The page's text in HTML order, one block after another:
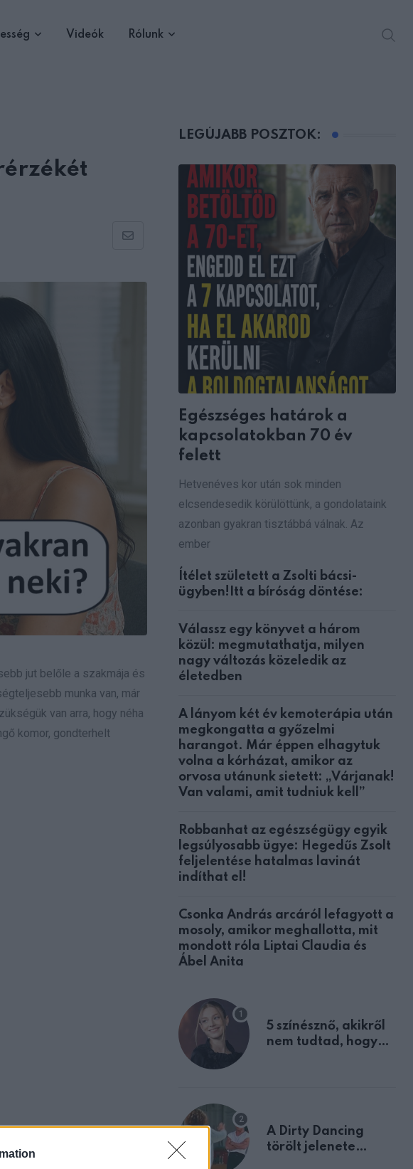
Videók Rólunk
Share
Email
jut belőle a szakmája és
munka van, már
van arra, hogy néha
komor, gondterhelt
LEGÚJABB POSZTOK:
Egészséges határok a
kapcsolatokban 70 év
felett
Hetvenéves kor után sok minden
elcsendesedik körülöttünk, a gondolataink
azonban gyakran tisztábbá válnak. Az
ember
Ítélet született a Zsolti bácsi-
ügyben!Itt a bíróság döntése:
Válassz egy könyvet a három
közül: megmutathatja, milyen
nagy változás közeledik az
életedben
A lányom két év kemoterápia után
megkongatta a győzelmi
harangot. Már éppen elhagytuk
volna a kórházat, amikor az
orvosa utánunk sietett: „Várjanak!
Van valami, amit tudniuk kell”
Robbanhat az egészségügy egyik
legsúlyosabb ügye: Hegedűs Zsolt
feljelentése hatalmas lavinát
indíthat el!
Csonka András arcáról lefagyott a
mosoly, amikor meghallotta, mit
mondott róla Liptai Claudia és
Ábel Anita
5 színésznő, akikről
nem tudtad, hogy
A Dirty Dancing
törölt jelenete